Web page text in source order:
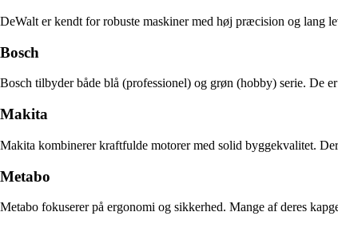
DeWalt er kendt for robuste maskiner med høj præcision og lang
Bosch
Bosch tilbyder både blå (professionel) og grøn (hobby) serie. De
Makita
Makita kombinerer kraftfulde motorer med solid byggekvalitet.
Metabo
Metabo fokuserer på ergonomi og sikkerhed. Mange af deres